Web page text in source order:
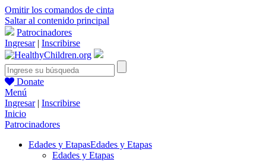
Omitir los comandos de cinta
Saltar al contenido principal
Patrocinadores
Ingresar| Inscribirse
Donate
Menú
Ingresar| Inscribirse
Inicio
Patrocinadores
Edades y EtapasEdades y Etapas
Edades y Etapas